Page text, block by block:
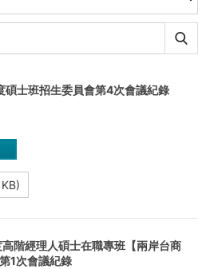
士班招生委員會第4次會議紀錄
階經理人碩士在職專班【兩岸台商
1次會議紀錄